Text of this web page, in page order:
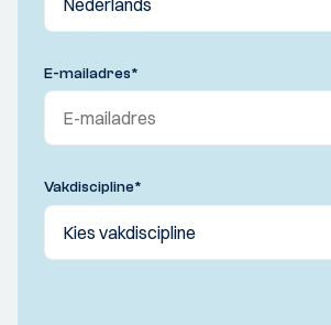
E-mailadres*
Vakdiscipline*